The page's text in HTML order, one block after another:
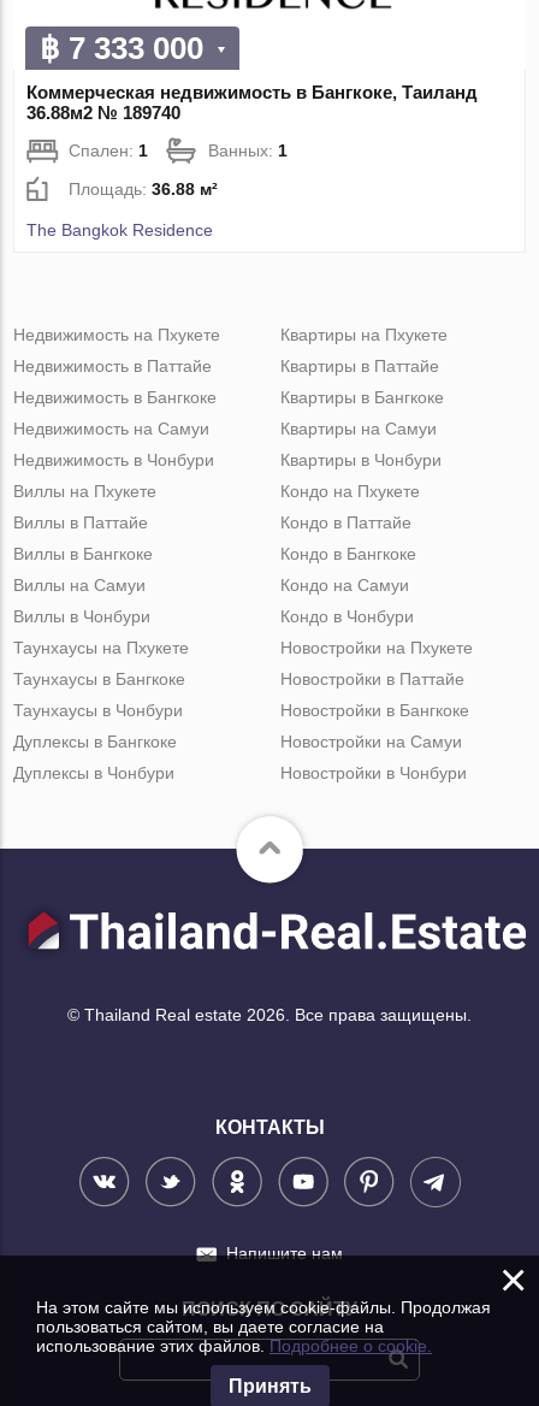
฿ 7 333 000
Коммерческая недвижимость в Бангкоке, Таиланд
36.88м2 № 189740
Спален: 1 Ванных: 1
Площадь:36.88 м²
The Bangkok Residence
Недвижимость на Пхукете
Недвижимость в Паттайе
Недвижимость в Бангкоке
Недвижимость на Самуи
Недвижимость в Чонбури
Квартиры на Пхукете
Квартиры в Паттайе
Квартиры в Бангкоке
Квартиры на Самуи
Квартиры в Чонбури
Виллы на Пхукете
Виллы в Паттайе
Виллы в Бангкоке
Виллы на Самуи
Виллы в Чонбури
Кондо на Пхукете
Кондо в Паттайе
Кондо в Бангкоке
Кондо на Самуи
Кондо в Чонбури
Таунхаусы на Пхукете
Таунхаусы в Бангкоке
Таунхаусы в Чонбури
Дуплексы в Бангкоке
Дуплексы в Чонбури
Новостройки на Пхукете
Новостройки в Паттайе
Новостройки в Бангкоке
Новостройки на Самуи
Новостройки в Чонбури
© Thailand Real estate 2026. Все права защищены.
КОНТАКТЫ
Напишите нам
ПОИСК ПО САЙТУ
×
На этом сайте мы используем cookie-файлы. Продолжая
пользоваться сайтом, вы даете согласие на
использование этих файлов.Подробнее о cookie.
Принять